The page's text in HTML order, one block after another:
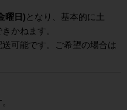
曜日) となり、基本的に土
かねます。
可能です。ご希望の場合は